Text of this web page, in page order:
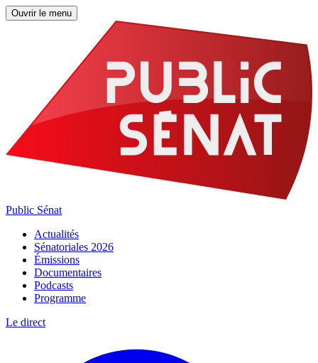
Ouvrir le menu
Public Sénat
Actualités
Sénatoriales 2026
Émissions
Documentaires
Podcasts
Programme
Le direct